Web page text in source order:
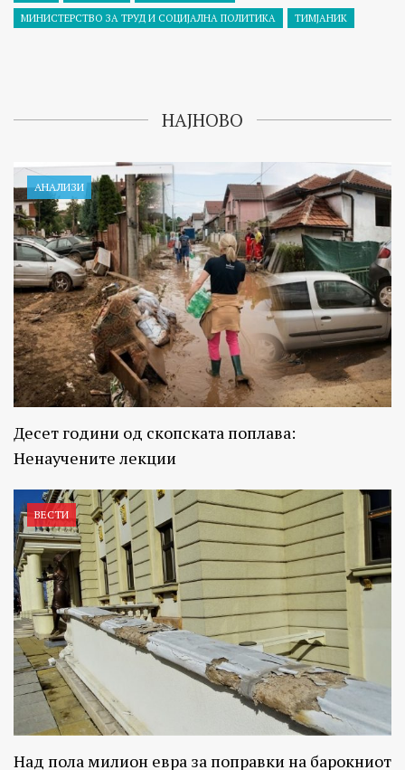
МИНИСТЕРСТВО ЗА ТРУД И СОЦИЈАЛНА ПОЛИТИКА
ТИМЈАНИК
НАЈНОВО
АНАЛИЗИ
Десет години од скопската поплава:
Ненаучените лекции
ВЕСТИ
Над пола милион евра за поправки на барокниот